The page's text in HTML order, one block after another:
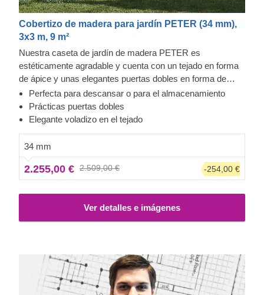
Cobertizo de madera para jardín PETER (34 mm),
3x3 m, 9 m²
Nuestra caseta de jardín de madera PETER es
estéticamente agradable y cuenta con un tejado en forma
de ápice y unas elegantes puertas dobles en forma de
cruz. Podría ser un complemento excelente y práctico
para el espacio de su jardín. Esta estructura multifuncional
puede organizarse como salón o como área de
Su diseño compacto y funcional no ocupará demasiado
espacio, pero sí que le ofrecerá suficiente espacio para
organizar un rincón de relajación o una zona de
almacenamiento.
Perfecta para descansar o para el almacenamiento
Prácticas puertas dobles
Elegante voladizo en el tejado
34 mm
2.255,00 € 2.509,00 € -254,00 €
Ver detalles e imágenes